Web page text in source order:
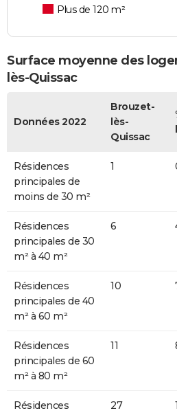
Plus de 120 m²
Surface moyenne des
lès-Quissac
Données 2022
Brouzet-
lès-
Quissac
Résidences
principales de
moins de 30 m²
1
Résidences
principales de 30
m² à 40 m²
6
Résidences
principales de 40
m² à 60 m²
10
Résidences
principales de 60
m² à 80 m²
11
Résidences
27